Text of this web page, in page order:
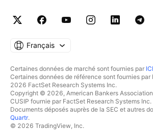
Français
Certaines données de marché sont fournies par
Certaines données de référence sont fournies
2026 FactSet Research Systems Inc.
Copyright © 2026, American Bankers
CUSIP fournie par FactSet Research Systems
Documents déposés auprès de la SEC et autres
Quartr.
© 2026 TradingView, Inc.